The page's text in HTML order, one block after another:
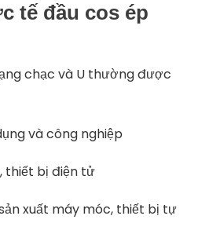
tế đầu cos ép
chạc và U thường được
và công nghiệp
thiết bị điện tử
xuất máy móc, thiết bị tự